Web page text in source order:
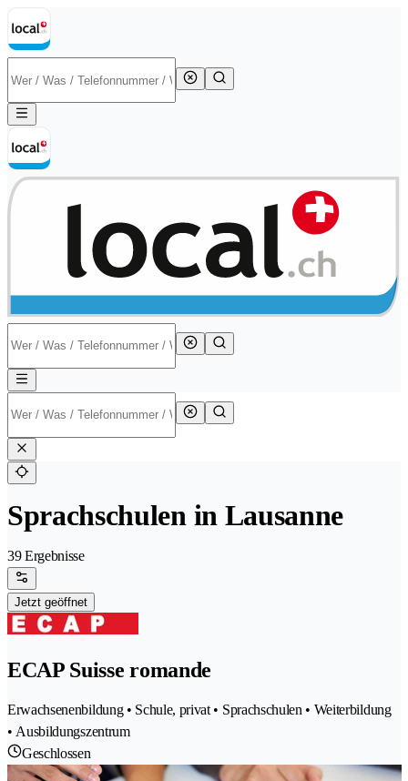
Sprachschulen in Lausanne
39 Ergebnisse
Jetzt geöffnet
ECAP Suisse romande
Erwachsenenbildung • Schule, privat • Sprachschulen • Weiterbildung
• Ausbildungszentrum
Geschlossen